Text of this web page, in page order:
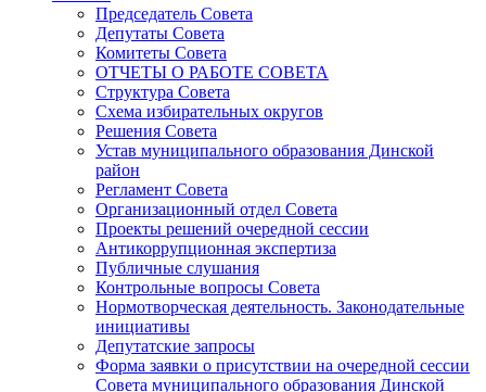
Председатель Совета
Депутаты Совета
Комитеты Совета
ОТЧЕТЫ О РАБОТЕ СОВЕТА
Структура Совета
Схема избирательных округов
Решения Совета
Устав муниципального образования Динской
район
Регламент Совета
Организационный отдел Совета
Проекты решений очередной сессии
Антикоррупционная экспертиза
Публичные слушания
Контрольные вопросы Совета
Нормотворческая деятельность. Законодательные
инициативы
Депутатские запросы
Форма заявки о присутствии на очередной сессии
Совета муниципального образования Динской